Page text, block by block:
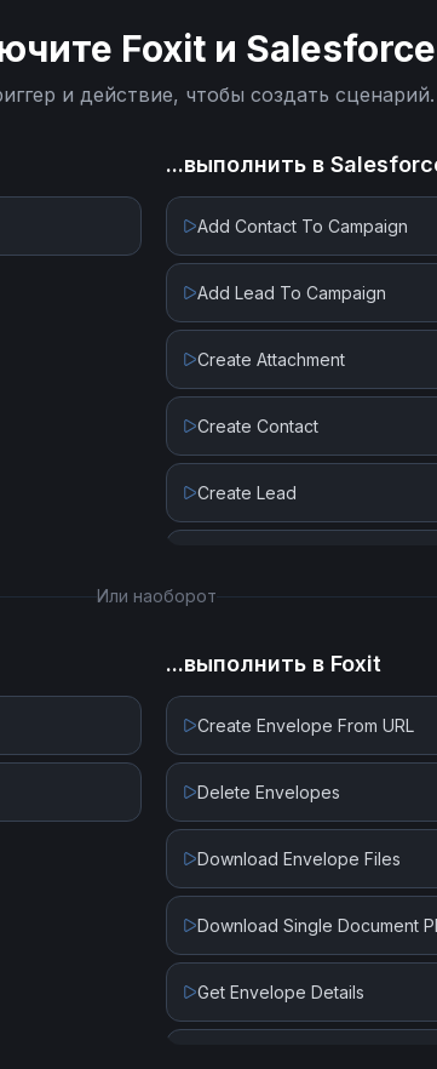
Foxit и Salesforce
и действие, чтобы создать сценарий.
...выполнить в
Add Contact To Campaign
Add Lead To Campaign
Create Attachment
Create Contact
Create Lead
Get Records By Collections
Get Records by Query
Update Contact
Update Lead
Update Record
Upload File
Или наоборот
...выполнить в Foxit
Create Envelope From URL
Delete Envelopes
Download Envelope Files
Download Single Document
Get Envelope Details